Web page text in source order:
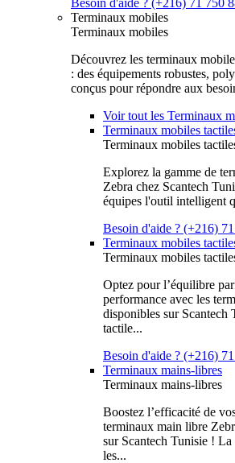
Besoin d'aide ? (+216) 71 750
Terminaux mobiles
Terminaux mobiles
Découvrez les terminaux
: des équipements robustes,
conçus pour répondre aux
Voir tout les Terminaux
Terminaux mobiles
Terminaux mobiles
Explorez la gamme de
Zebra chez Scantech
équipes l'outil intelligent
Besoin d'aide ? (+216)
Terminaux mobiles
Terminaux mobiles
Optez pour l’équilibre
performance avec les
disponibles sur Scantech
tactile...
Besoin d'aide ? (+216)
Terminaux mains-libres
Terminaux mains-libres
Boostez l’efficacité de
terminaux main libre
sur Scantech Tunisie !
les...